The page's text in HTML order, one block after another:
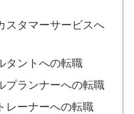
スタマーサービスへ
タントへの転職
プランナーへの転職
レーナーへの転職